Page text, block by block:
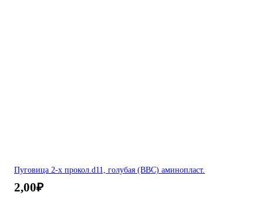
Пуговица 2-х прокол.d11, голубая (ВВС) аминопласт.
2,00₽